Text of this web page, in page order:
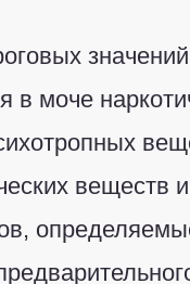
значений
в моче
веществ